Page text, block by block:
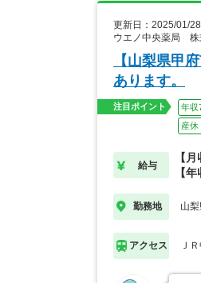
更新日：2025/01/28
ウエノ中央薬局 株
【山梨県甲
あります。
注目ポイント 年収
産休
給与
【
【
勤務地 山
アクセス Ｊ